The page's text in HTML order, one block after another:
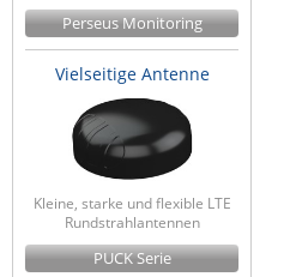
Perseus Monitoring
Vielseitige Antenne
Kleine, starke und flexible LTE
Rundstrahlantennen
PUCK Serie